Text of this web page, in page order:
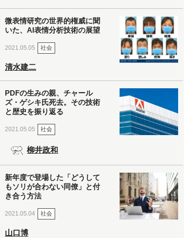
微表情研究の世界的権威に聞
いた、AI表情分析技術の展望
2021.05.05 社会
清水建二
PDFの生みの親、チャール
ズ・ゲシキ氏死去。その技術
と歴史を振り返る
2021.05.05 社会
柳井政和
新年度で登場した「どうして
もソリが合わない同僚」と付
き合う方法
2021.05.04 社会
山口博